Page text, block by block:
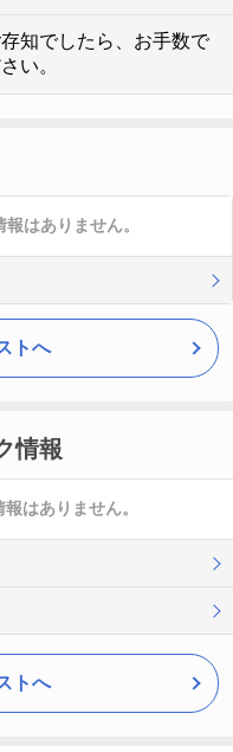
知でしたら、お手数で
い。
はありません。
トへ
情報
はありません。
トへ